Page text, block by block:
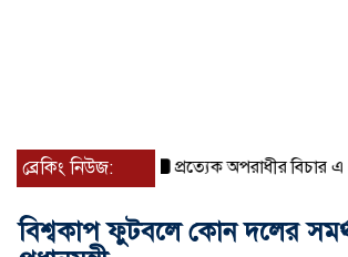
ব্রেকিং নিউজ: প্রত্যেক অপরাধীর বিচার এ
বিশ্বকাপ ফুটবলে কোন দলের